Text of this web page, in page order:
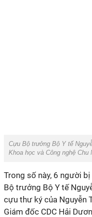
Cựu Bộ trưởng Bộ Y tế
Khoa học và Công nghệ
Trong số này, 6 người
Bộ trưởng Bộ Y tế
cựu thư ký của Nguyễn
Giám đốc CDC Hải